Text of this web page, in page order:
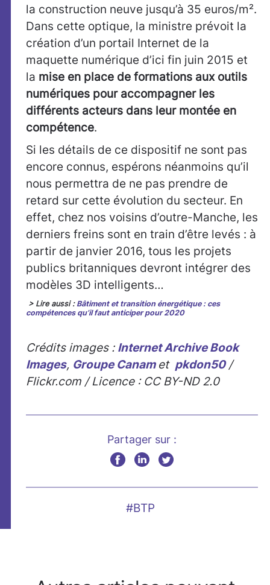
la construction neuve jusqu’à 35 euros/m².
Dans cette optique, la ministre prévoit la
création d’un portail Internet de la
maquette numérique d’ici fin juin 2015 et
la mise en place de formations aux outils
numériques pour accompagner les
différents acteurs dans leur montée en
compétence.
Si les détails de ce dispositif ne sont pas
encore connus, espérons néanmoins qu’il
nous permettra de ne pas prendre de
retard sur cette évolution du secteur. En
effet, chez nos voisins d’outre-Manche, les
derniers freins sont en train d’être levés : à
partir de janvier 2016, tous les projets
publics britanniques devront intégrer des
modèles 3D intelligents…
> Lire aussi : Bâtiment et transition énergétique : ces
compétences qu’il faut anticiper pour 2020
Crédits images : Internet Archive Book
Images, Groupe Canam et pkdon50/
Flickr.com / Licence : CC BY-ND 2.0
Partager sur :
#BTP